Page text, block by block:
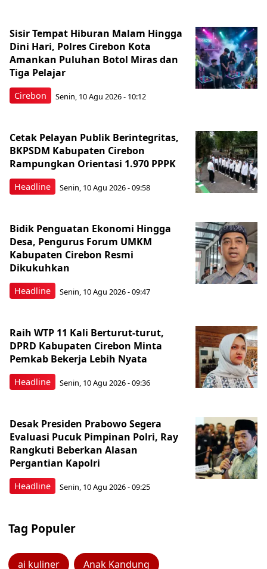
Cirebon
Sisir Tempat Hiburan Malam Hingga
Dini Hari, Polres Cirebon Kota
Amankan Puluhan Botol Miras dan
Tiga Pelajar
Senin, 10 Agu 2026 - 10:12
Headline
Cetak Pelayan Publik Berintegritas,
BKPSDM Kabupaten Cirebon
Rampungkan Orientasi 1.970 PPPK
Senin, 10 Agu 2026 - 09:58
Headline
Bidik Penguatan Ekonomi Hingga
Desa, Pengurus Forum UMKM
Kabupaten Cirebon Resmi
Dikukuhkan
Senin, 10 Agu 2026 - 09:47
Headline
Raih WTP 11 Kali Berturut-turut,
DPRD Kabupaten Cirebon Minta
Pemkab Bekerja Lebih Nyata
Senin, 10 Agu 2026 - 09:36
Headline
Desak Presiden Prabowo Segera
Evaluasi Pucuk Pimpinan Polri, Ray
Rangkuti Beberkan Alasan
Pergantian Kapolri
Senin, 10 Agu 2026 - 09:25
Tag Populer
ai kuliner Anak Kandung